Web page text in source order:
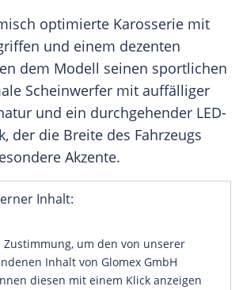
optimierte Karosserie mit
und einem dezenten
dem Modell seinen sportlichen
Scheinwerfer mit auffälliger
und ein durchgehender LED-
der die Breite des Fahrzeugs
Akzente.
Inhalt:
um den von unserer
Inhalt von Glomex GmbH
diesen mit einem Klick anzeigen